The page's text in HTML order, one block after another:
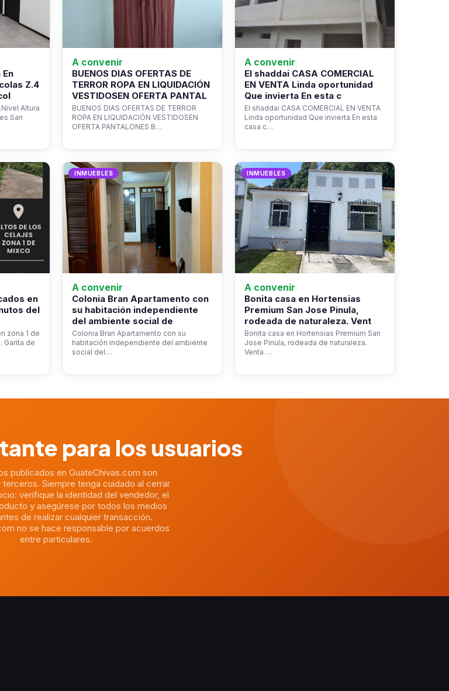
Z.4
Altura
San
A convenir
BUENOS DIAS OFERTAS DE
TERROR ROPA EN LIQUIDACIÓN
VESTIDOSEN OFERTA PANTAL
BUENOS DIAS OFERTAS DE TERROR
ROPA EN LIQUIDACIÓN VESTIDOSEN
OFERTA PANTALONES B…
A convenir
El shaddai CASA COMERCIAL
EN VENTA Linda oportunidad
Que invierta En esta c
El shaddai CASA COMERCIAL EN VENTA
Linda oportunidad Que invierta En esta
casa c…
en
del
zona 1 de
Garita de
INMUEBLES
A convenir
Colonia Bran Apartamento con
su habitación independiente
del ambiente social de
Colonia Bran Apartamento con su
habitación independiente del ambiente
social del…
INMUEBLES
A convenir
Bonita casa en Hortensias
Premium San Jose Pinula,
rodeada de naturaleza. Vent
Bonita casa en Hortensias Premium San
Jose Pinula, rodeada de naturaleza.
Venta …
para los usuarios
publicados en GuateChivas.com son
Siempre tenga cuidado al cerrar
verifique la identidad del vendedor, el
y asegúrese por todos los medios
de realizar cualquier transacción.
no se hace responsable por acuerdos
entre particulares.